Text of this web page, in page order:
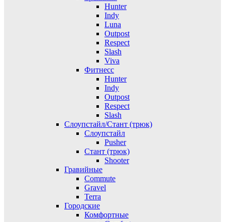
Hunter
Indy
Luna
Outpost
Respect
Slash
Viva
Фитнесс
Hunter
Indy
Outpost
Respect
Slash
Слоупстайл/Стант (трюк)
Слоупстайл
Pusher
Стант (трюк)
Shooter
Гравийные
Commute
Gravel
Terra
Городские
Комфортные